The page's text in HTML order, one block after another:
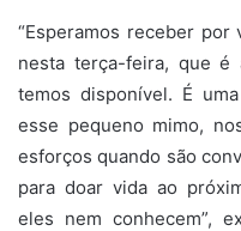
“Esperamos receber por
nesta terça-feira, que é
temos disponível. É
esse pequeno mimo,
esforços quando são
para doar vida ao
eles nem conhecem”,